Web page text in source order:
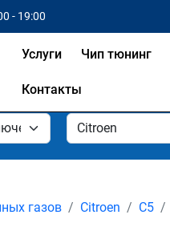
- 19:00
Услуги Чип тюнинг
Контакты
газов Citroen C5